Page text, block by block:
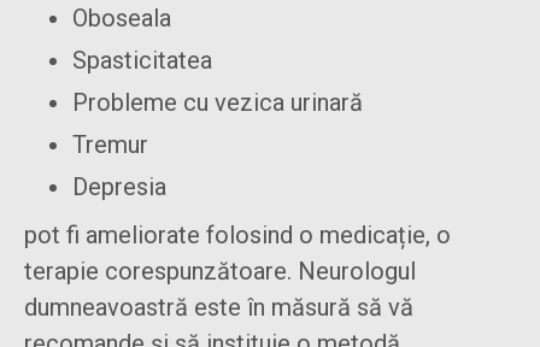
Oboseala
Spasticitatea
Probleme cu vezica urinară
Tremur
Depresia
pot fi ameliorate folosind o medicație, o
terapie corespunzătoare. Neurologul
dumneavoastră este în măsură să vă